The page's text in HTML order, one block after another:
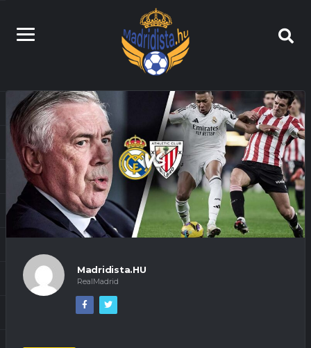
Madridista.HU
RealMadrid